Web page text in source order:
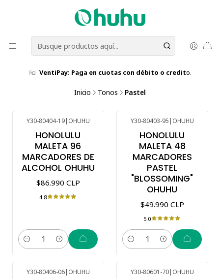
VentiPay: Paga en cuotas con débito o credito.
Inicio Tonos Pastel
Y30-80404-19| OHUHU
HONOLULU
MALETA 96
MARCADORES DE
ALCOHOL OHUHU
$86.990 CLP
4.8
Cantidad
Y30-80403-95| OHUHU
HONOLULU
MALETA 48
MARCADORES
PASTEL
"BLOSSOMING"
OHUHU
$49.990 CLP
5.0
Cantidad
Y30-80406-06| OHUHU Y30-80601-70| OHUHU